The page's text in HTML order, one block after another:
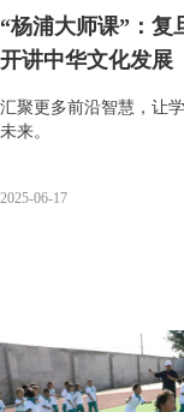
“杨浦大师课”：复
开讲中华文化发展
汇聚更多前沿智慧，让
未来。
2025-06-17